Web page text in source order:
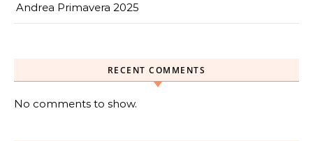
Andrea Primavera 2025
RECENT COMMENTS
No comments to show.